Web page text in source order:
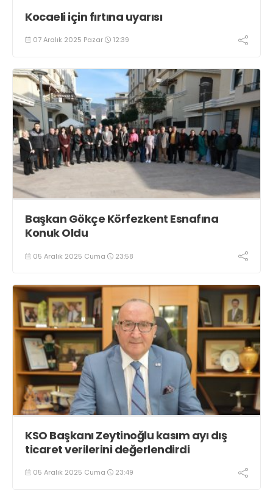
Kocaeli için fırtına uyarısı
07 Aralık 2025 Pazar 12:39
Başkan Gökçe Körfezkent Esnafına
Konuk Oldu
05 Aralık 2025 Cuma 23:58
KSO Başkanı Zeytinoğlu kasım ayı dış
ticaret verilerini değerlendirdi
05 Aralık 2025 Cuma 23:49